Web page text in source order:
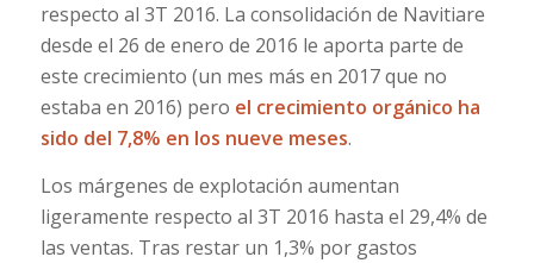
respecto al 3T 2016. La consolidación de Navitiare
desde el 26 de enero de 2016 le aporta parte de
este crecimiento (un mes más en 2017 que no
estaba en 2016) pero el crecimiento orgánico ha
sido del 7,8% en los nueve meses.
Los márgenes de explotación aumentan
ligeramente respecto al 3T 2016 hasta el 29,4% de
las ventas. Tras restar un 1,3% por gastos